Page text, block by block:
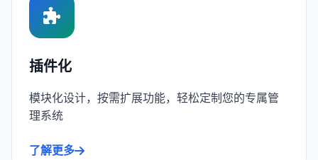
插件化
模块化设计，按需扩展功能，轻松定制您的专属管
理系统
了解更多